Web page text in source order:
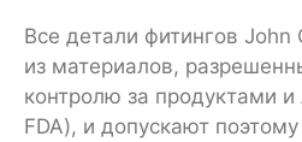
Все детали фитингов John
из материалов,
контролю за продуктами
FDA), и допускают